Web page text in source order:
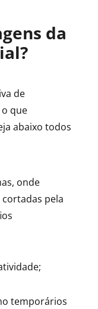
da
de
que
abaixo todos
onde
pela
temporários